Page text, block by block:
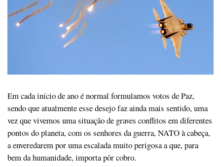
Em cada início de ano é normal formulamos votos de Paz,
sendo que atualmente esse desejo faz ainda mais sentido, uma
vez que vivemos uma situação de graves conflitos em diferentes
pontos do planeta, com os senhores da guerra, NATO à cabeça,
a enveredarem por uma escalada muito perigosa a que, para
bem da humanidade, importa pôr cobro.